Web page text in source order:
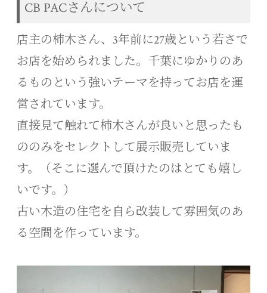
CB PACさんについて
店主の柿木さん、3年前に27歳という若さで
お店を始められました。千葉にゆかりのあ
るものという強いテーマを持ってお店を運
営されています。
直接見て触れて柿木さんが良いと思ったも
ののみをセレクトして展示販売していま
す。（そこに選んで頂けたのはとても嬉し
いです。）
古い木造の住宅を自ら改装して雰囲気のあ
る空間を作っています。